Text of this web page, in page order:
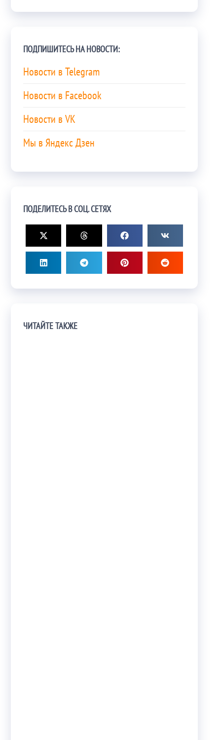
ПОДПИШИТЕСЬ НА НОВОСТИ:
Новости в Telegram
Новости в Facebook
Новости в VK
Мы в Яндекс Дзен
ПОДЕЛИТЕСЬ В СОЦ. СЕТЯХ
ЧИТАЙТЕ ТАКЖЕ